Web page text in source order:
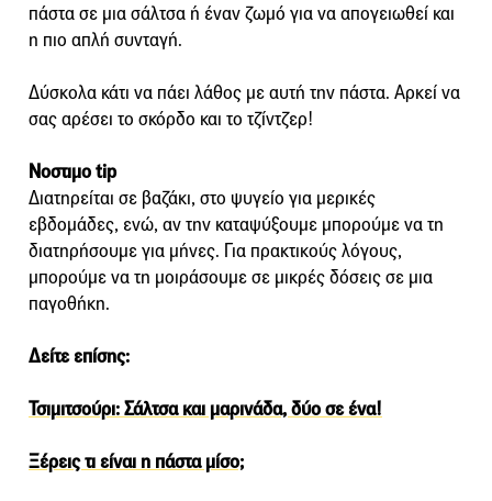
πάστα σε μια σάλτσα ή έναν ζωμό για να απογειωθεί και
η πιο απλή συνταγή.
Δύσκολα κάτι να πάει λάθος με αυτή την πάστα. Αρκεί να
σας αρέσει το σκόρδο και το τζίντζερ!
Νοστιμο tip
Διατηρείται σε βαζάκι, στο ψυγείο για μερικές
εβδομάδες, ενώ, αν την καταψύξουμε μπορούμε να τη
διατηρήσουμε για μήνες. Για πρακτικούς λόγους,
μπορούμε να τη μοιράσουμε σε μικρές δόσεις σε μια
παγοθήκη.
Δείτε επίσης:
Τσιμιτσούρι: Σάλτσα και μαρινάδα, δύο σε ένα!
Ξέρεις τι είναι η πάστα μίσο;